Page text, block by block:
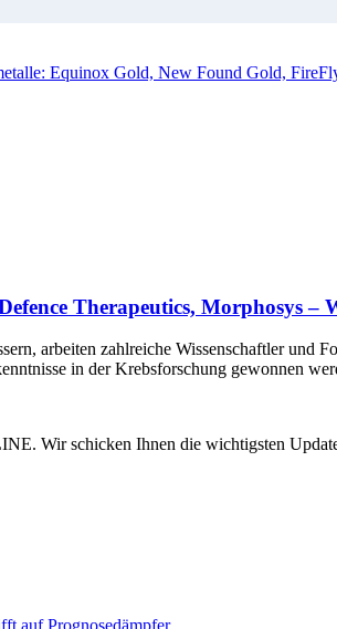
Equinox Gold, New Found Gold,
Therapeutics, Morphosys –
arbeiten zahlreiche Wissenschaftler
in der Krebsforschung gewonnen
Wir schicken Ihnen die wichtigsten